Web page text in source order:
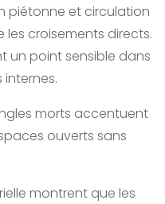
piétonne et circulation
croisements directs.
un point sensible dans
morts accentuent
ouverts sans
montrent que les